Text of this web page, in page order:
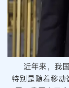
近年来，我国
特别是随着移